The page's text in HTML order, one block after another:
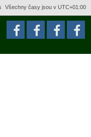
Všechny časy jsou v UTC+01:00